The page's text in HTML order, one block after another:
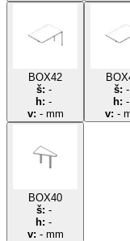
BOX42
š: -
h: -
v: -mm
š: -
h: -
v: -
BOX40
š: -
h: -
v: -mm